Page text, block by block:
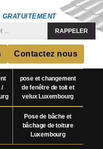
Contactez nous
/
pose et changement
de fenêtre de toit et
velux Luxembourg
Pose de bâche et
bâchage de toiture
Luxembourg